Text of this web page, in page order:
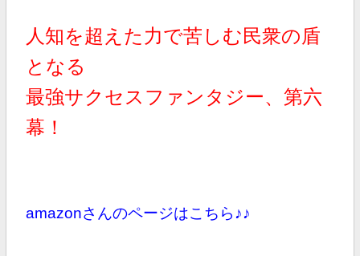
人知を超えた力で苦しむ民衆の盾
となる
最強サクセスファンタジー、第六
幕！
amazonさんのページはこちら♪♪